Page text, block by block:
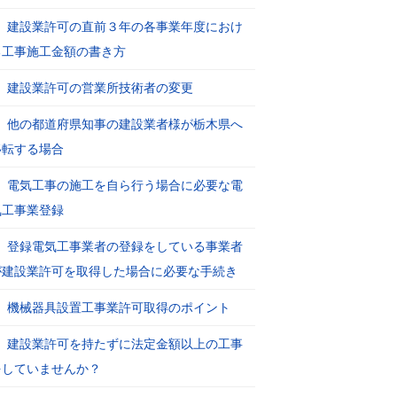
建設業許可の直前３年の各事業年度におけ
事施工金額の書き方
建設業許可の営業所技術者の変更
他の都道府県知事の建設業者様が栃木県へ
する場合
電気工事の施工を自ら行う場合に必要な電
事業登録
登録電気工事業者の登録をしている事業者
設業許可を取得した場合に必要な手続き
機械器具設置工事業許可取得のポイント
建設業許可を持たずに法定金額以上の工事
ていませんか？